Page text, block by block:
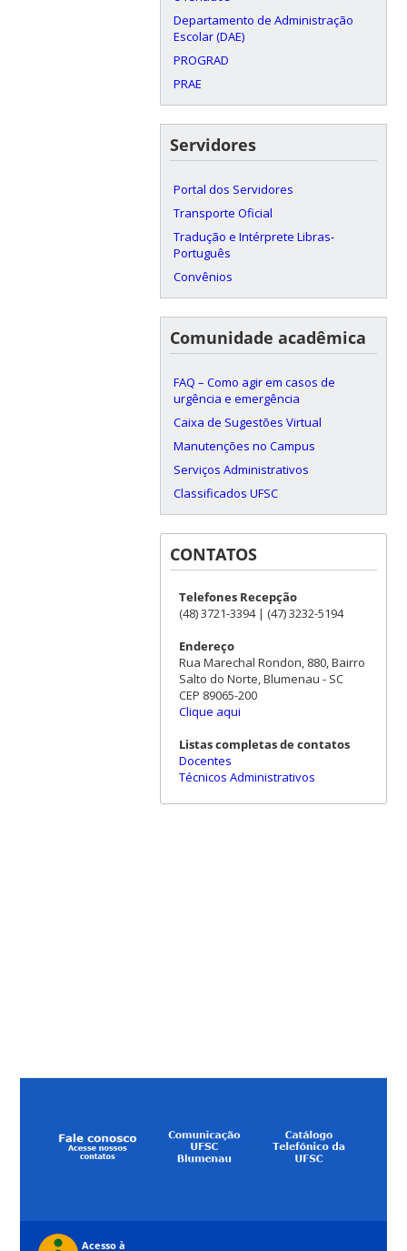
Departamento de Administração
Escolar (DAE)
PROGRAD
PRAE
Servidores
Portal dos Servidores
Transporte Oficial
Tradução e Intérprete Libras-
Português
Convênios
Comunidade acadêmica
FAQ – Como agir em casos de
urgência e emergência
Caixa de Sugestões Virtual
Manutenções no Campus
Serviços Administrativos
Classificados UFSC
CONTATOS
Telefones Recepção
(48) 3721-3394 | (47) 3232-5194
Endereço
Rua Marechal Rondon, 880, Bairro
Salto do Norte, Blumenau - SC
CEP 89065-200
Clique aqui
Listas completas de contatos
Docentes
Técnicos Administrativos